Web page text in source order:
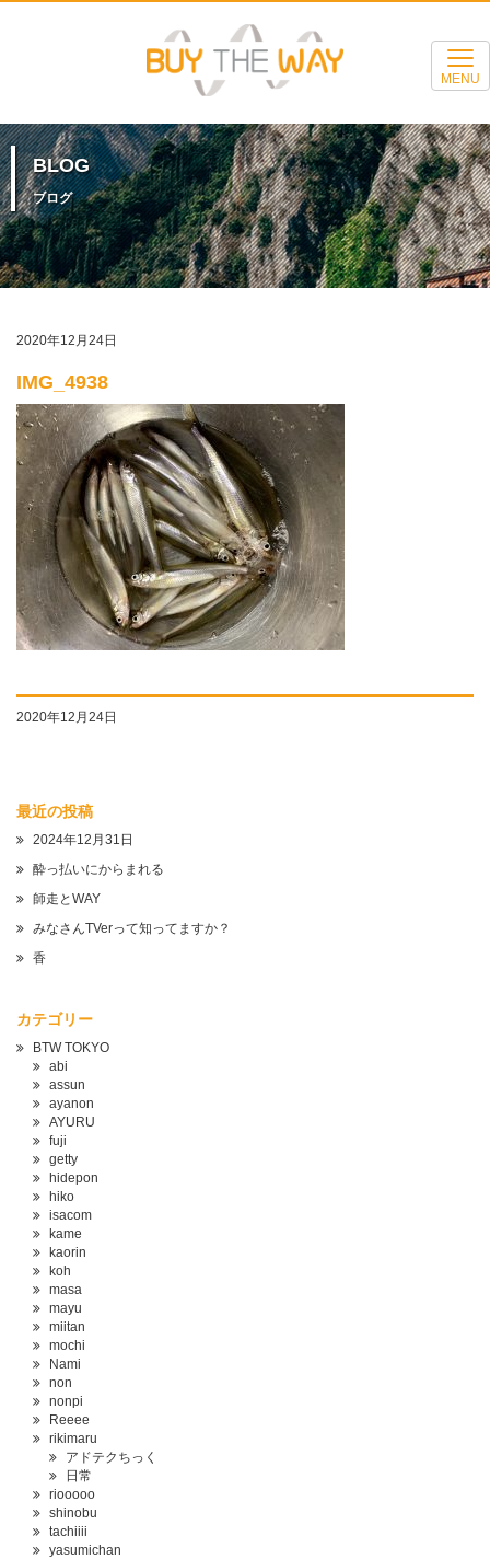
MENU
BLOG
ブログ
2020年12月24日
IMG_4938
2020年12月24日
最近の投稿
2024年12月31日
酔っ払いにからまれる
師走とWAY
みなさんTVerって知ってますか？
香
カテゴリー
BTW TOKYO
abi
assun
ayanon
AYURU
fuji
getty
hidepon
hiko
isacom
kame
kaorin
koh
masa
mayu
miitan
mochi
Nami
non
nonpi
Reeee
rikimaru
アドテクちっく
日常
riooooo
shinobu
tachiiii
yasumichan